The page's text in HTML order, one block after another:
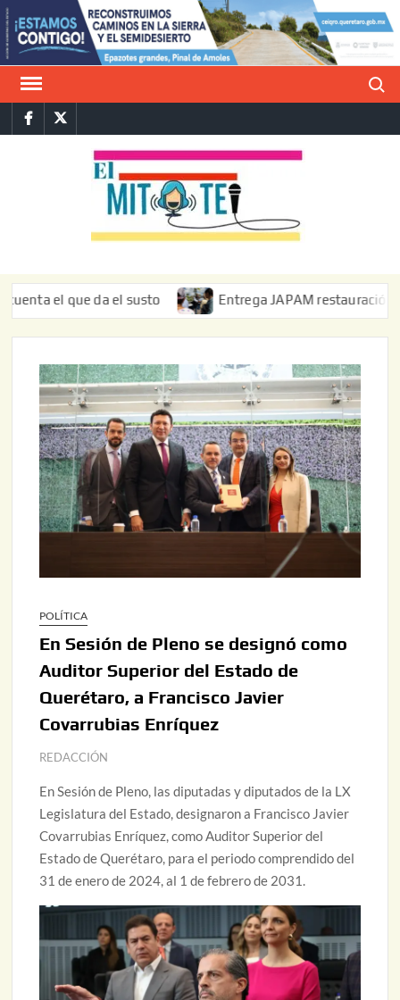
Saltar
al
contenido
FacebookTwitter
da el susto Entrega JAPAM restauración del bordo
POLÍTICA
En Sesión de Pleno se designó como
Auditor Superior del Estado de
Querétaro, a Francisco Javier
Covarrubias Enríquez
REDACCIÓN
En Sesión de Pleno, las diputadas y diputados de la LX
Legislatura del Estado, designarona Francisco Javier
Covarrubias Enríquez, como Auditor Superior del
Estado de Querétaro, para el periodo comprendido del
31 de enero de 2024, al 1 de febrero de 2031.